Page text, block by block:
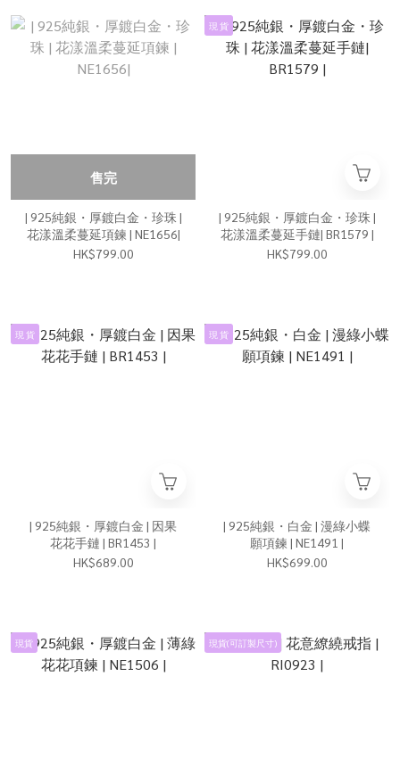
售完
| 925純銀・厚鍍白金・珍珠 |
花漾溫柔蔓延項鍊 | NE1656|
HK$799.00
現 貨
| 925純銀・厚鍍白金・珍珠 |
花漾溫柔蔓延手鏈| BR1579 |
HK$799.00
現 貨
| 925純銀・厚鍍白金 | 因果
花花手鏈 | BR1453 |
HK$689.00
現 貨
| 925純銀・白金 | 漫綠小蝶
願項鍊 | NE1491 |
HK$699.00
現貨 現貨(可訂製尺寸)